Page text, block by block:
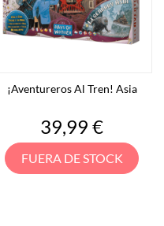
¡Aventureros Al Tren! Asia
Precio
39,99 €
FUERA DE STOCK